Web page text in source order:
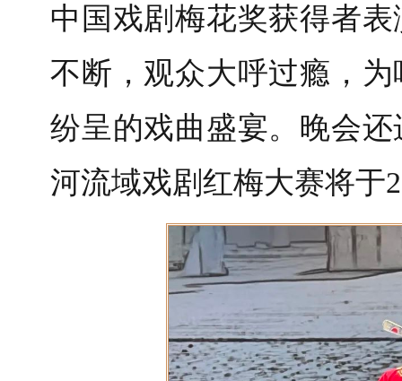
中国戏剧梅花奖获得者
不断，观众大呼过瘾，
纷呈的戏曲盛宴。晚会
河流域戏剧红梅大赛将于